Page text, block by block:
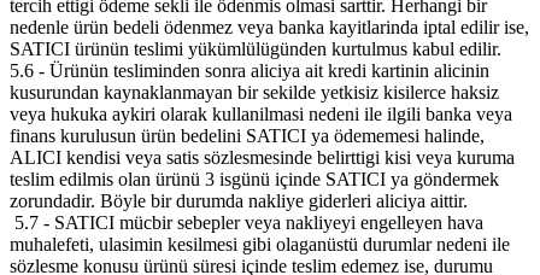
tercih ettigi ödeme sekli ile ödenmis olmasi sarttir. Herhangi bir
nedenle ürün bedeli ödenmez veya banka kayitlarinda iptal edilir ise,
SATICI ürünün teslimi yükümlülügünden kurtulmus kabul edilir.
5.6 - Ürünün tesliminden sonra aliciya ait kredi kartinin alicinin
kusurundan kaynaklanmayan bir sekilde yetkisiz kisilerce haksiz
veya hukuka aykiri olarak kullanilmasi nedeni ile ilgili banka veya
finans kurulusun ürün bedelini SATICI ya ödememesi halinde,
ALICI kendisi veya satis sözlesmesinde belirttigi kisi veya kuruma
teslim edilmis olan ürünü 3 isgünü içinde SATICI ya göndermek
zorundadir. Böyle bir durumda nakliye giderleri aliciya aittir.
5.7 - SATICI mücbir sebepler veya nakliyeyi engelleyen hava
muhalefeti, ulasimin kesilmesi gibi olaganüstü durumlar nedeni ile
sözlesme konusu ürünü süresi içinde teslim edemez ise, durumu